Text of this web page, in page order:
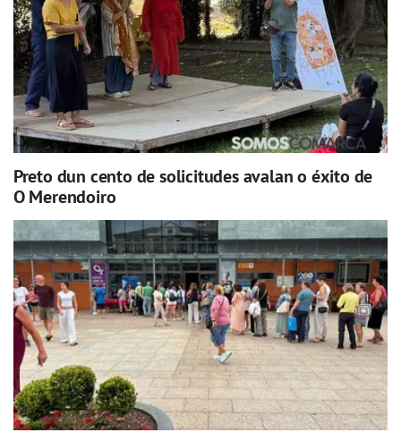
Preto dun cento de solicitudes avalan o éxito de
O Merendoiro